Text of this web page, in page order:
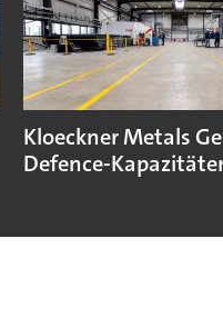
Kloeckner Metals
Defence-